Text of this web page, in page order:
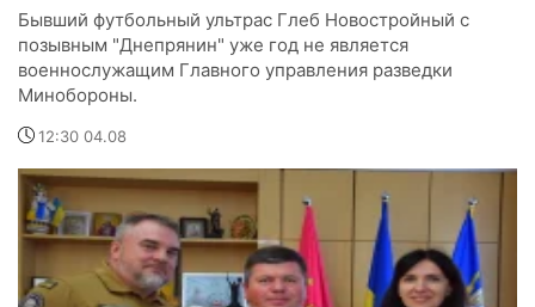
Бывший футбольный ультрас Глеб Новостройный с
позывным "Днепрянин" уже год не является
военнослужащим Главного управления разведки
Минобороны.
12:30 04.08